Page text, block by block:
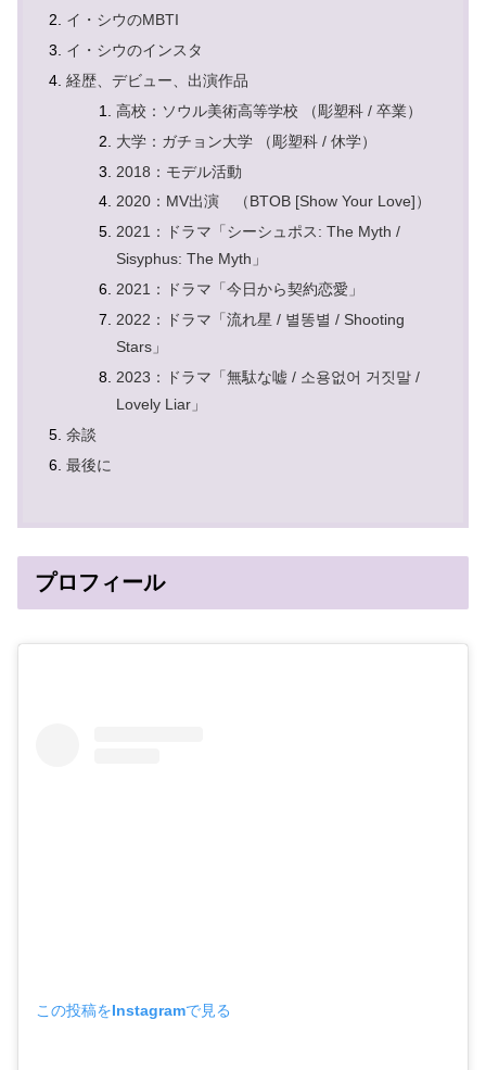
イ・シウのMBTI
イ・シウのインスタ
経歴、デビュー、出演作品
高校：ソウル美術高等学校 （彫塑科 / 卒業）
大学：ガチョン大学 （彫塑科 / 休学）
2018：モデル活動
2020：MV出演 （BTOB [Show Your Love]）
2021：ドラマ「シーシュポス: The Myth /
Sisyphus: The Myth」
2021：ドラマ「今日から契約恋愛」
2022：ドラマ「流れ星 / 별똥별 / Shooting
Stars」
2023：ドラマ「無駄な嘘 / 소용없어 거짓말 /
Lovely Liar」
余談
最後に
プロフィール
この投稿をInstagramで見る